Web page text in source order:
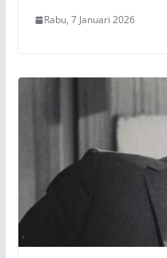
Rabu, 7 Januari 2026